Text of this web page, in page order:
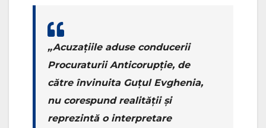
„Acuzațiile aduse conducerii
Procuraturii Anticorupție, de
către învinuita Guțul Evghenia,
nu corespund realității și
reprezintă o interpretare